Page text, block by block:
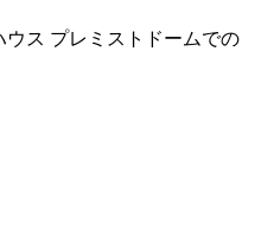
ス プレミストドームでの